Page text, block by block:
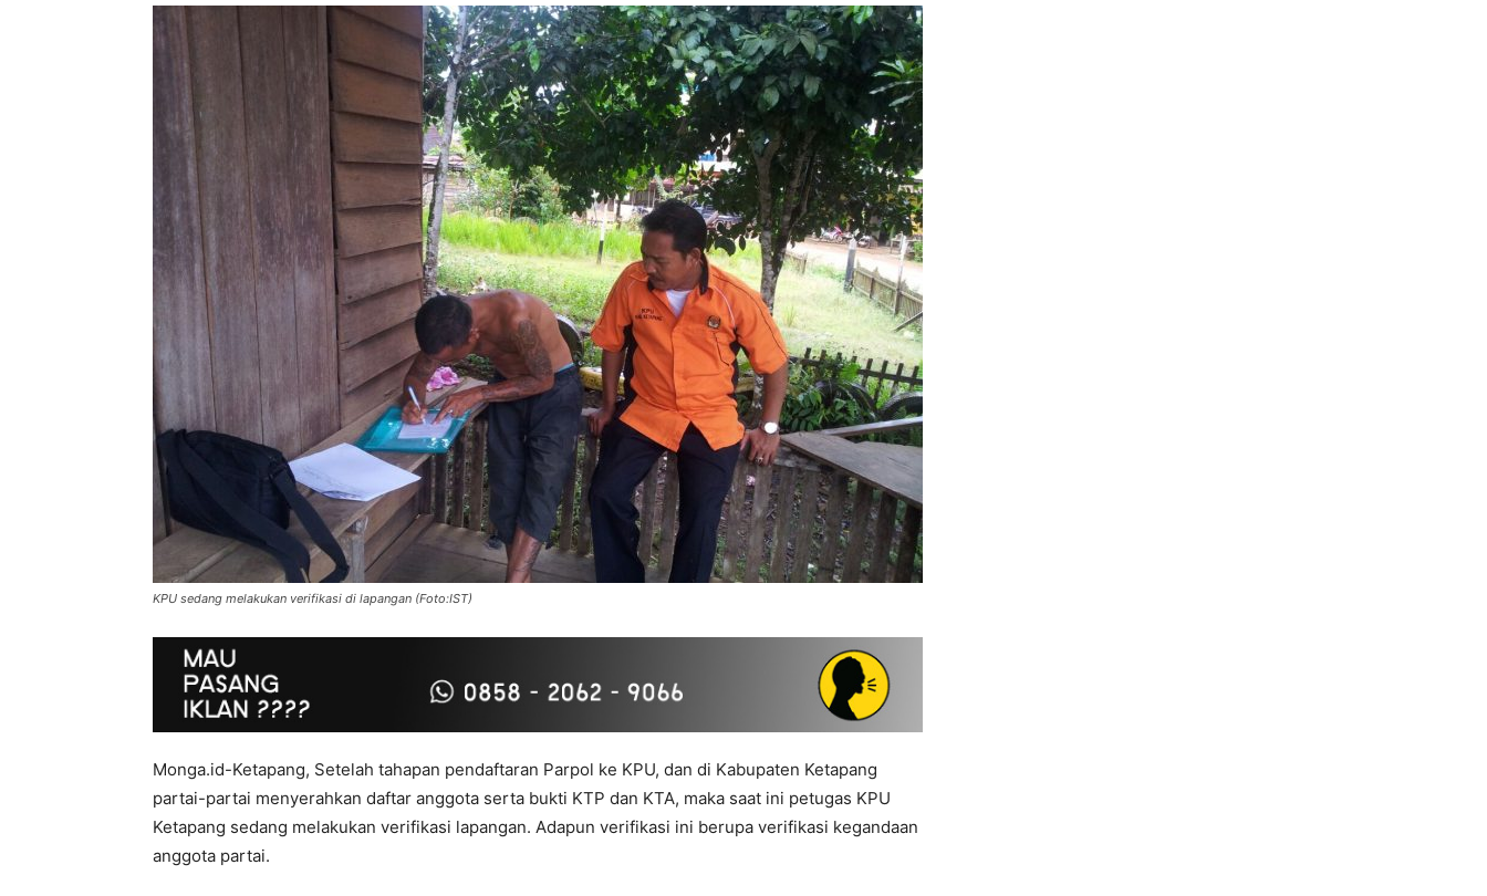
KPU sedang melakukan verifikasi di lapangan (Foto:IST)
Monga.id-Ketapang, Setelah tahapan pendaftaran Parpol ke KPU, dan di Kabupaten Ketapang
partai-partai menyerahkan daftar anggota serta bukti KTP dan KTA, maka saat ini petugas KPU
Ketapang sedang melakukan verifikasi lapangan. Adapun verifikasi ini berupa verifikasi kegandaan
anggota partai.